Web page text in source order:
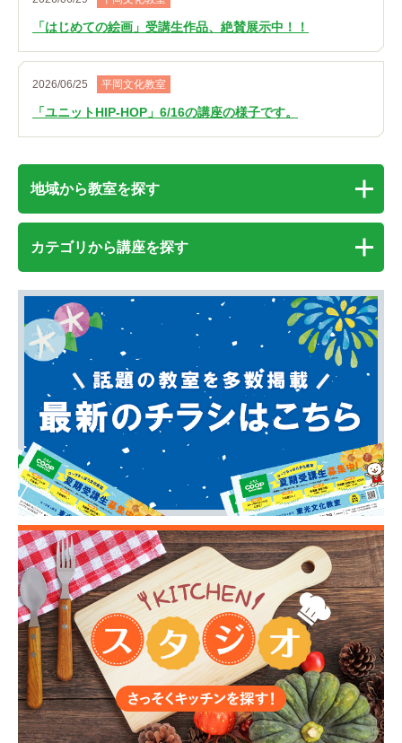
「はじめての絵画」受講生作品、絶賛展示中！！
2026/06/25 平岡文化教室
「ユニットHIP-HOP」6/16の講座の様子です。
地域から教室を探す
カテゴリから講座を探す